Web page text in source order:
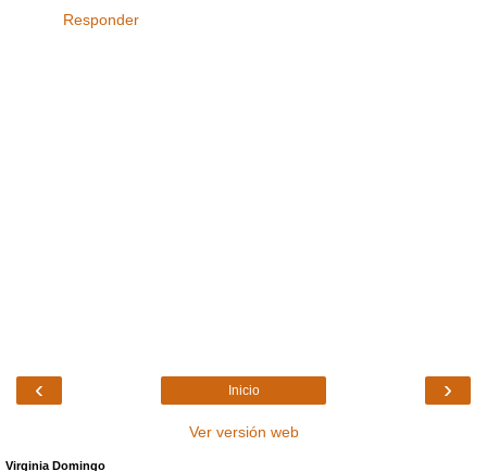
Responder
‹ ›
Inicio
Ver versión web
Virginia Domingo